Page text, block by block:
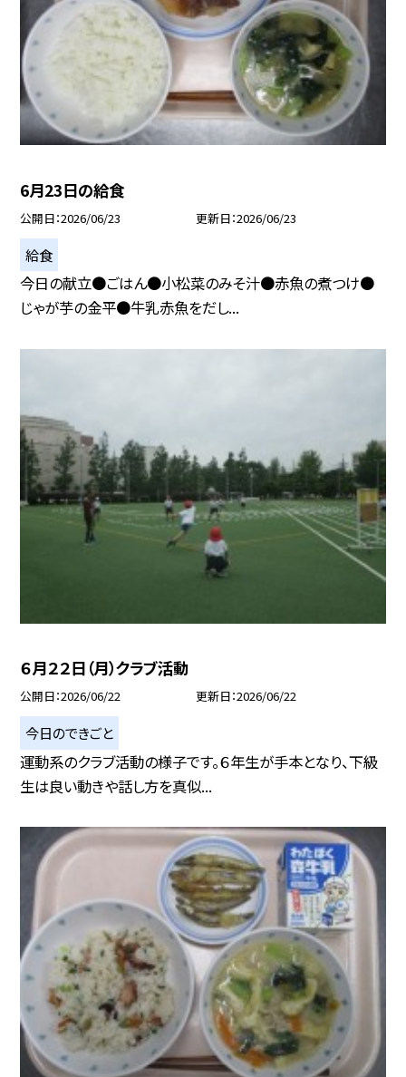
6月23日の給食
公開日 2026/06/23 更新日 2026/06/23
給食
今日の献立●ごはん●小松菜のみそ汁●赤魚の煮つけ●
じゃが芋の金平●牛乳赤魚をだし...
６月２２日（月）クラブ活動
公開日 2026/06/22 更新日 2026/06/22
今日のできごと
運動系のクラブ活動の様子です。６年生が手本となり、下級
生は良い動きや話し方を真似...